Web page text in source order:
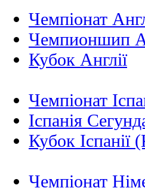
Чемпіонат
Чемпионшип
Кубок Англії
Чемпіонат
Іспанія
Кубок Іспанії
Чемпіонат